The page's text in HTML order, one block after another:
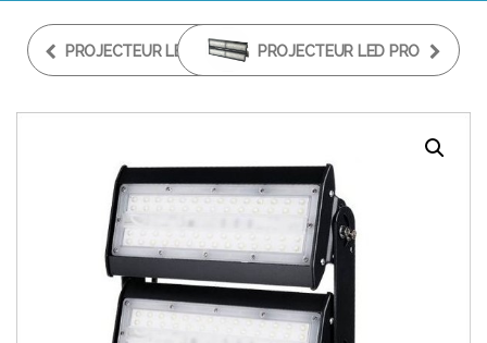
PROJECTEUR LED 50W PROJECTEUR LED PRO